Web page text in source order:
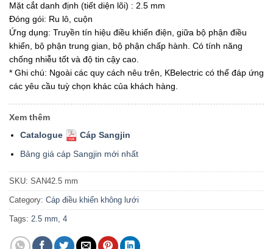
Mặt cắt danh định (tiết diện lõi) : 2.5 mm
Đóng gói: Ru lô, cuộn
Ứng dụng: Truyền tín hiệu điều khiển điện, giữa bộ phận điều
khiển, bộ phận trung gian, bộ phận chấp hành. Có tính năng
chống nhiễu tốt và độ tin cậy cao.
* Ghi chú: Ngoài các quy cách nêu trên, KBelectric có thể đáp ứng
các yêu cầu tuỳ chọn khác của khách hàng.
Xem thêm
Catalogue
Cáp Sangjin
Bảng giá cáp Sangjin mới nhất
SKU: SAN42.5 mm
Category: Cáp điều khiển không lưới
Tags: 2.5 mm, 4